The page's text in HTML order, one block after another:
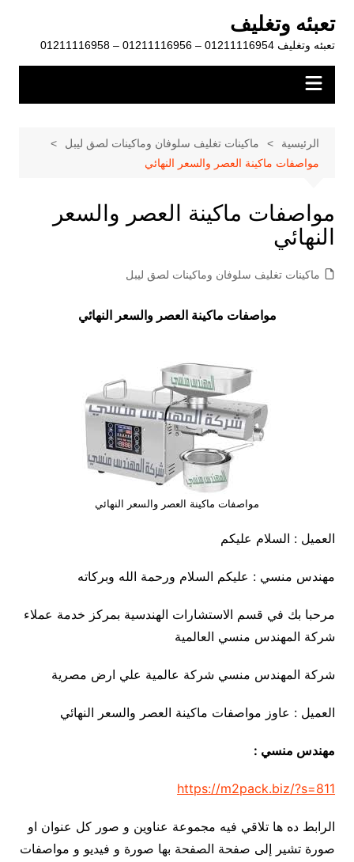
المحتوى
تعبئه وتغليف
تعبئه وتغليف 01211116954 – 01211116956 – 01211116958
الرئيسية
ماكينات تغليف سلوفان وماكينات لصق ليبل
مواصفات ماكينة العصر والسعر النهائي
مواصفات ماكينة العصر والسعر
النهائي
ماكينات تغليف سلوفان وماكينات لصق ليبل
مواصفات ماكينة العصر والسعر النهائي
مواصفات ماكينة العصر والسعر النهائي
العميل : السلام عليكم
مهندس منسي : عليكم السلام ورحمة الله وبركاته
مرحبا بك في قسم الاستشارات الهندسية بمركز خدمة عملاء
شركة المهندس منسي العالمية
شركة المهندس منسي شركة عالمية علي ارض مصرية
العميل : عاوز مواصفات ماكينة العصر والسعر النهائي
مهندس منسي :
https://m2pack.biz/?s=811
الرابط ده ها تلاقي فيه مجموعة عناوين و صور كل عنوان او
صورة تشير إلى صفحة الصفحة بها صورة و فيديو و مواصفات